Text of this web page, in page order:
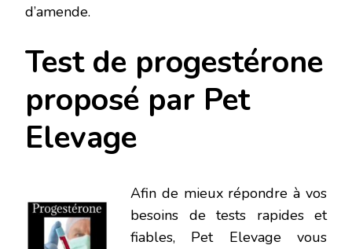
d’amende.
Test de progestérone
proposé par Pet
Elevage
Afin de mieux répondre à vos
besoins de tests rapides et
fiables, Pet Elevage vous